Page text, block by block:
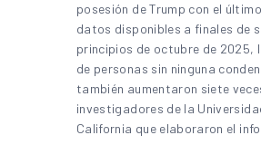
posesión de Trump con el
datos disponibles a finales de
principios de octubre de 2025,
de personas sin ninguna
también aumentaron siete
investigadores de la
California que elaboraron el